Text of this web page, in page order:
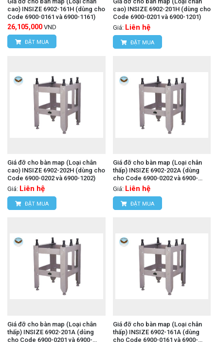
cao) INSIZE 6902-161H (dùng cho
Code 6900-0161 và 6900-1161)
26,105,000 VND
ĐẶT MUA
cao) INSIZE 6902-201H (dùng cho
Code 6900-0201 và 6900-1201)
Giá: Liên hệ
ĐẶT MUA
Giá đỡ cho bàn map (Loại chân
cao) INSIZE 6902-202H (dùng cho
Code 6900-0202 và 6900-1202)
Giá: Liên hệ
ĐẶT MUA
Giá đỡ cho bàn map (Loại chân
thấp) INSIZE 6902-202A (dùng
cho Code 6900-0202 và 6900-
1202)
Giá: Liên hệ
ĐẶT MUA
Giá đỡ cho bàn map (Loại chân
thấp) INSIZE 6902-201A (dùng
cho Code 6900-0201 và 6900-
Giá đỡ cho bàn map (Loại chân
thấp) INSIZE 6902-161A (dùng
cho Code 6900-0161 và 6900-